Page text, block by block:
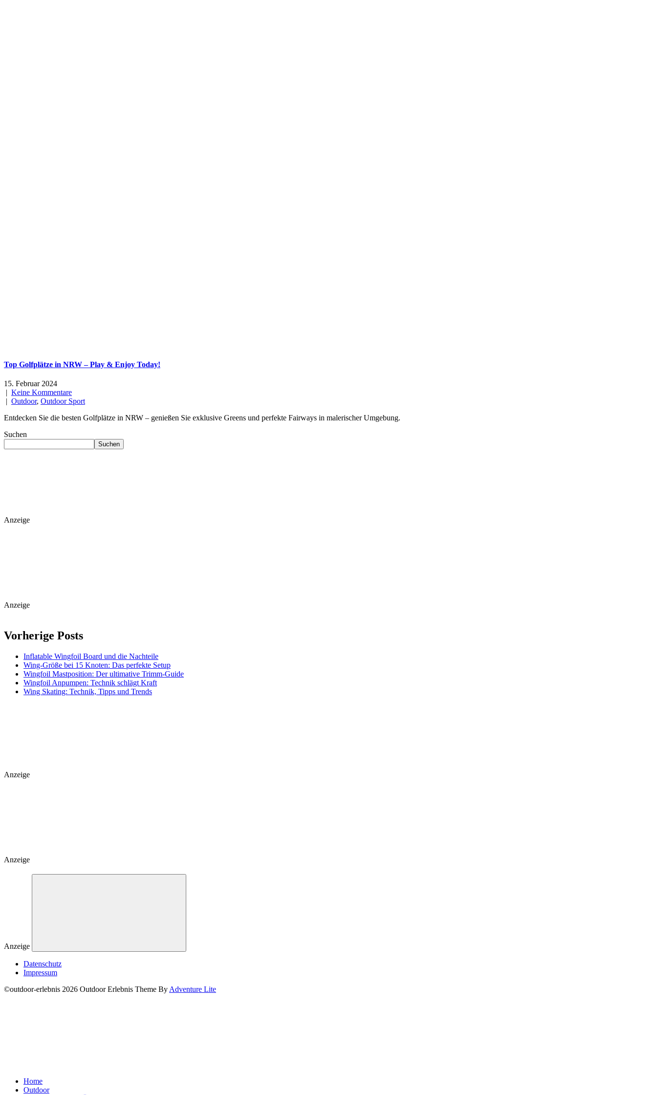
Top Golfplätze in NRW – Play & Enjoy Today!
15. Februar 2024
| Keine Kommentare
| Outdoor, Outdoor Sport
Entdecken Sie die besten Golfplätze in NRW – genießen Sie exklusive Greens und perfekte Fairways in malerischer Umgebung.
Suchen
Suchen
Anzeige
Anzeige
Vorherige Posts
Inflatable Wingfoil Board und die Nachteile
Wing-Größe bei 15 Knoten: Das perfekte Setup
Wingfoil Mastposition: Der ultimative Trimm-Guide
Wingfoil Anpumpen: Technik schlägt Kraft
Wing Skating: Technik, Tipps und Trends
Anzeige
Anzeige
Anzeige
Datenschutz
Impressum
©outdoor-erlebnis 2026 Outdoor Erlebnis Theme By Adventure Lite
Home
Outdoor